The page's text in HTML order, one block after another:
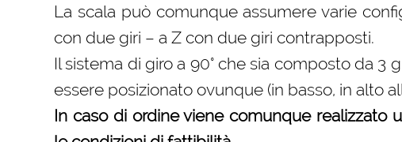
La scala può comunque assumere varie
con due giri – a Z con due giri contrapposti.
Il sistema di giro a 90° che sia composto da 3
essere posizionato ovunque (in basso, in alto
In caso di ordine viene comunque realizzato